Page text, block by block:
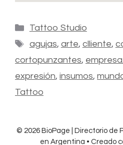
Tattoo Studio
agujas, arte, clliente,
cortopunzantes, empresa
expresión, insumos,
Tattoo
© 2026 BioPage | Directorio de
en Argentina • Creado